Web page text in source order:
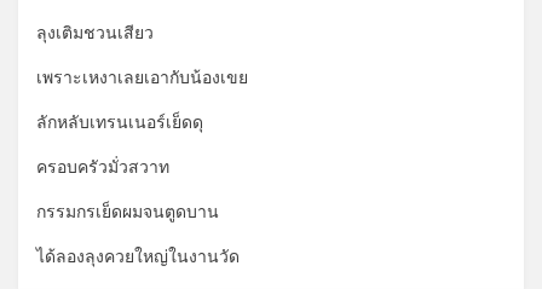
ลุงเติมชวนเสียว
เพราะเหงาเลยเอากับน้องเขย
ลักหลับเทรนเนอร์เย็ดดุ
ครอบครัวมั่วสวาท
กรรมกรเย็ดผมจนตูดบาน
ได้ลองลุงควยใหญ่ในงานวัด